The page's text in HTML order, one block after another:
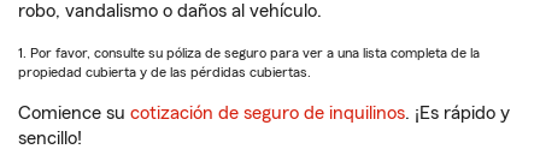
robo, vandalismo o daños al vehículo.
1. Por favor, consulte su póliza de seguro para ver a una lista completa de la
propiedad cubierta y de las pérdidas cubiertas.
Comience su cotización de seguro de inquilinos. ¡Es rápido y
sencillo!